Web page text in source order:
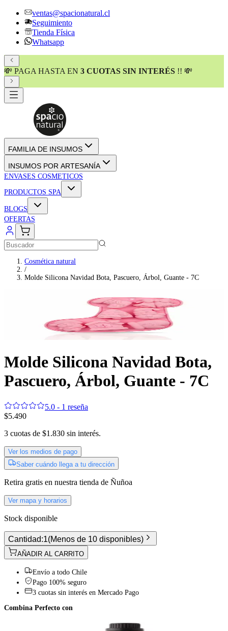
ventas@spacionatural.cl
Seguimiento
Tienda Física
Whatsapp
💸 PAGA HASTA EN 3 CUOTAS SIN INTERÉS !! 💸
FAMILIA DE INSUMOS
INSUMOS POR ARTESANÍA
ENVASES COSMETICOS
PRODUCTOS SPA
BLOGS
OFERTAS
Cosmética natural
/
Molde Silicona Navidad Bota, Pascuero, Árbol, Guante - 7C
Molde Silicona Navidad Bota,
Pascuero, Árbol, Guante - 7C
5.0 - 1 reseña
$5.490
3 cuotas de $1.830 sin interés.
Ver los medios de pago
Saber cuándo llega a tu dirección
Retira gratis en nuestra tienda de Ñuñoa
Ver mapa y horarios
Stock disponible
Cantidad:1(Menos de 10 disponibles)
AÑADIR AL CARRITO
Envío a todo Chile
Pago 100% seguro
3 cuotas sin interés en Mercado Pago
Combina Perfecto con